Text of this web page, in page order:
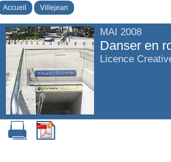
Accueil Villejean
MAI 2008
Danser en
Licence